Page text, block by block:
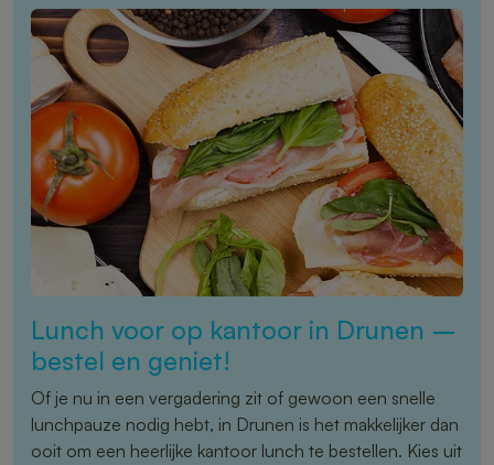
Lunch voor op kantoor in Drunen –
bestel en geniet!
Of je nu in een vergadering zit of gewoon een snelle
lunchpauze nodig hebt, in Drunen is het makkelijker dan
ooit om een heerlijke kantoor lunch te bestellen. Kies uit